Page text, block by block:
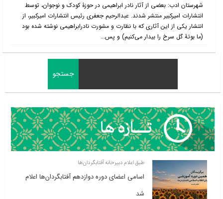
شهرستان ادب: بعضی از آثار نادر ابراهیمی در حوزۀ کودک و نوجوان، توسط
انتشارات امیرکبیر منتشر شدند. عبدالرحیم جعفری رئیس انتشارات امیرکبیر، از
انتشار یکی از این آثاری که با نظارت و مشورت نادرابراهیمی نوشته شده بود
(ما بوتۀ گل سرخ را بیدار می‌کنیم) و پس...
طبق اعلام دبیرخانه آفتابگردان‌ها
اسامی اعضای دوره دوازدهم آفتابگردان‌ها اعلام
شد